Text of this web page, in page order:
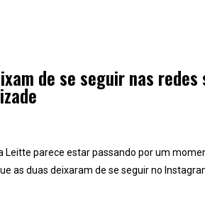
de se seguir nas redes
parece estar passando por um
as duas deixaram de se seguir no